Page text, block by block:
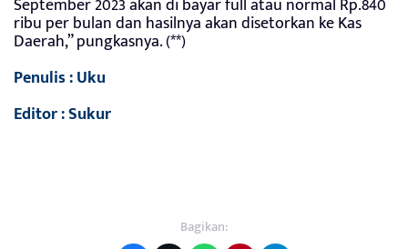
ribu per bulan dan hasilnya akan disetorkan ke Kas
Daerah,” pungkasnya. (**)
Penulis : Uku
Editor : Sukur
Bagikan: